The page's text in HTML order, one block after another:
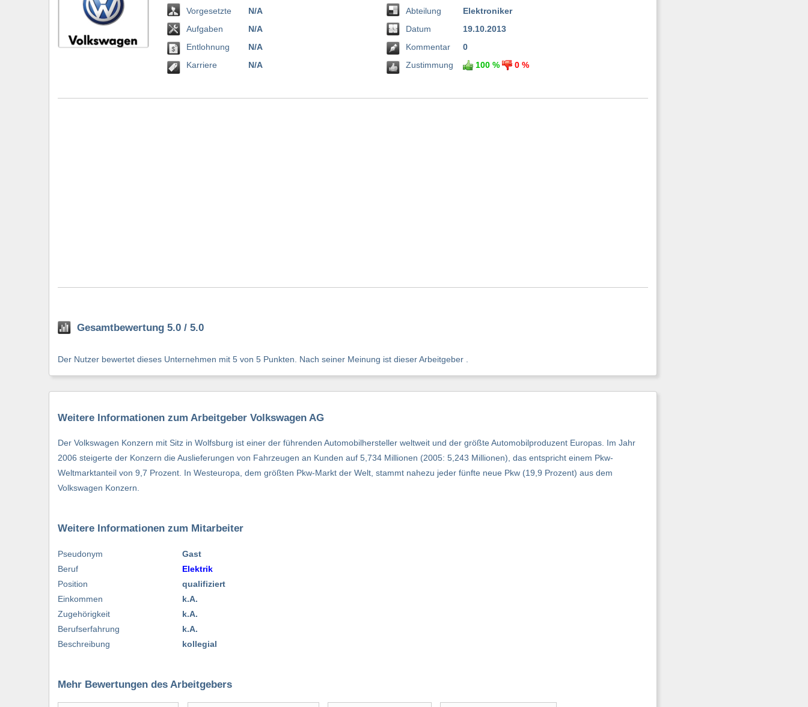
Vorgesetzte
Aufgaben
Entlohnung
Karriere
N/A
N/A
N/A
N/A
Abteilung
Datum
Kommentar
Zustimmung
Elektroniker
19.10.2013
0
100 %
0 %
Gesamtbewertung 5.0 / 5.0
Der Nutzer bewertet dieses Unternehmen mit 5 von 5 Punkten. Nach seiner Meinung ist dieser Arbeitgeber .
Weitere Informationen zum Arbeitgeber Volkswagen AG
Der Volkswagen Konzern mit Sitz in Wolfsburg ist einer der führenden Automobilhersteller weltweit und der größte Automobilproduzent Europas. Im Jahr
2006 steigerte der Konzern die Auslieferungen von Fahrzeugen an Kunden auf 5,734 Millionen (2005: 5,243 Millionen), das entspricht einem Pkw-
Weltmarktanteil von 9,7 Prozent. In Westeuropa, dem größten Pkw-Markt der Welt, stammt nahezu jeder fünfte neue Pkw (19,9 Prozent) aus dem
Volkswagen Konzern.
Weitere Informationen zum Mitarbeiter
Pseudonym
Beruf
Position
Einkommen
Zugehörigkeit
Berufserfahrung
Beschreibung
Gast
Elektrik
qualifiziert
k.A.
k.A.
k.A.
kollegial
Mehr Bewertungen des Arbeitgebers